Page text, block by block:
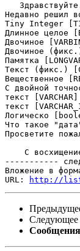
Недавно решил
Tiny Integer
Длинное целое
Двочиное
Двочиное
Памятка
Текст (фикс.)
Вещественное
С двойной
текст [VARCHAR]
текст
Логическо
Что такое
Просветите
С
-----------
Вложение в
URL:
http://
Следующее